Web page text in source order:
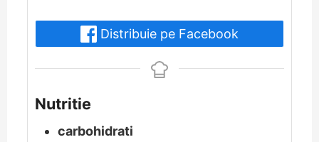
Distribuie pe Facebook
Nutritie
carbohidrati